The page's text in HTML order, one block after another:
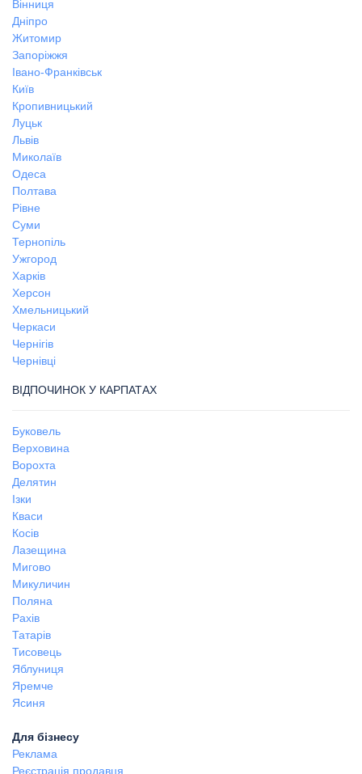
Вінниця
Дніпро
Житомир
Запоріжжя
Івано-Франківськ
Київ
Кропивницький
Луцьк
Львів
Миколаїв
Одеса
Полтава
Рівне
Суми
Тернопіль
Ужгород
Харків
Херсон
Хмельницький
Черкаси
Чернігів
Чернівці
ВІДПОЧИНОК У КАРПАТАХ
Буковель
Верховина
Ворохта
Делятин
Ізки
Кваси
Косів
Лазещина
Мигово
Микуличин
Поляна
Рахів
Татарів
Тисовець
Яблуниця
Яремче
Ясиня
Для бізнесу
Реклама
Реєстрація продавця